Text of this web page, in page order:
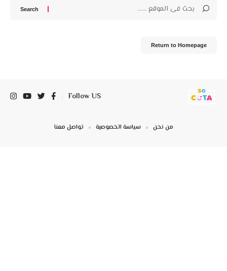
Return to Homepage
Follow US
من نحن سياسة الخصوصية تواصل معنا